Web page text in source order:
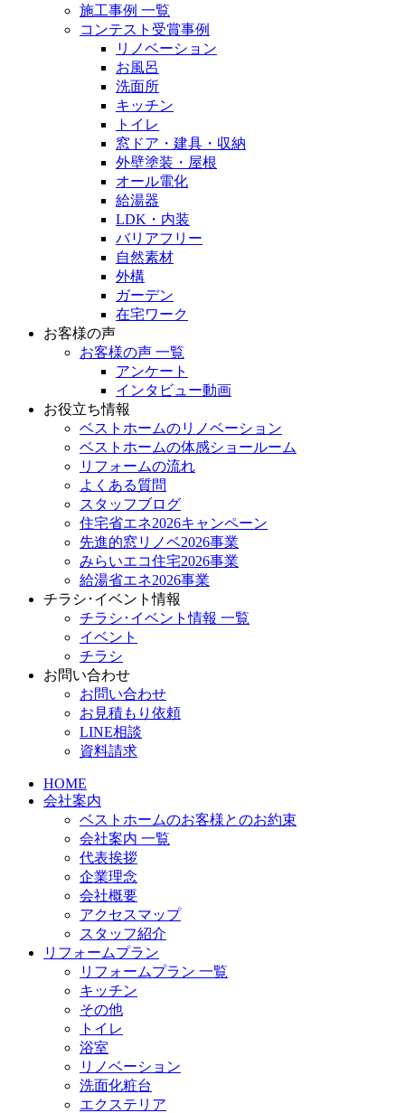
施工事例 一覧
コンテスト受賞事例
リノベーション
お風呂
洗面所
キッチン
トイレ
窓ドア・建具・収納
外壁塗装・屋根
オール電化
給湯器
LDK・内装
バリアフリー
自然素材
外構
ガーデン
在宅ワーク
お客様の声
お客様の声 一覧
アンケート
インタビュー動画
お役立ち情報
ベストホームのリノベーション
ベストホームの体感ショールーム
リフォームの流れ
よくある質問
スタッフブログ
住宅省エネ2026キャンペーン
先進的窓リノベ2026事業
みらいエコ住宅2026事業
給湯省エネ2026事業
チラシ･イベント情報
チラシ･イベント情報 一覧
イベント
チラシ
お問い合わせ
お問い合わせ
お見積もり依頼
LINE相談
資料請求
HOME
会社案内
ベストホームのお客様とのお約束
会社案内 一覧
代表挨拶
企業理念
会社概要
アクセスマップ
スタッフ紹介
リフォームプラン
リフォームプラン 一覧
キッチン
その他
トイレ
浴室
リノベーション
洗面化粧台
エクステリア